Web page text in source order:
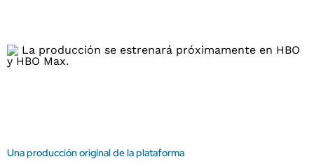
Una producción original de la plataforma